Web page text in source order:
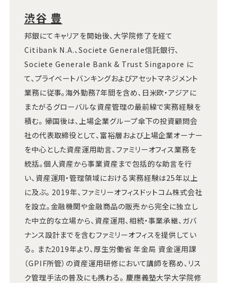
渋谷 豊
邦銀にてキャリアを開始後、大学院修了を経て
Citibank N.A.、Societe Generale信託銀行、
Societe Generale Bank & Trust Singapore に
て、プライベートバンキングおよびアセットマネジメント
業務に従事。海外勤務7年間を含め、日米欧・アジアに
またがるグローバルな資産管理の最前線で実務経験を
積む。 帰国後は、上場企業グループ傘下の投資顧問会
社の代表取締役として、富裕層および上場企業オーナー
を中心とした資産運用助言、ファミリーオフィス業務を
統括。個人資産から事業資産まで包括的な助言を行
い、資産運用・管理領域における実務経験は25年以上
に及ぶ。 2019年、ファミリーオフィスドットコム株式会社
を設立。金融機関や金融商品の販売から完全に独立し
た中立的な立場から、資産運用、相続・事業承継、ガバ
ナンス設計までを含むファミリーオフィスを提供してい
る。 また2019年より、厚生労働省 年金局 資金運用課
（GPIF所管）の資産運用研修において講師を務め、リス
ク管理手法の普及にも携わる。 慶應義塾大学大学院修